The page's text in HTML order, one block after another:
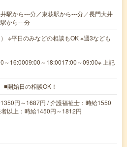
駅から---分／東萩駅から---分／長門大井
から---分
※平日のみなどの相談もOK ※週3なども
～16:0009:00～18:0017:00～09:00※ 上記
開始日の相談OK！
円～1687円 / 介護福祉士：時給1550
以上：時給1450円～1812円